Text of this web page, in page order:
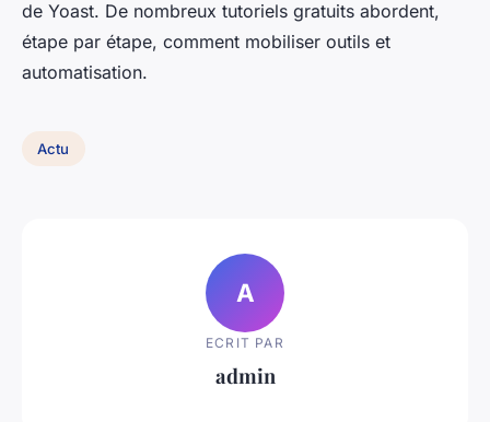
de Yoast. De nombreux tutoriels gratuits abordent,
étape par étape, comment mobiliser outils et
automatisation.
Actu
A
ECRIT PAR
admin